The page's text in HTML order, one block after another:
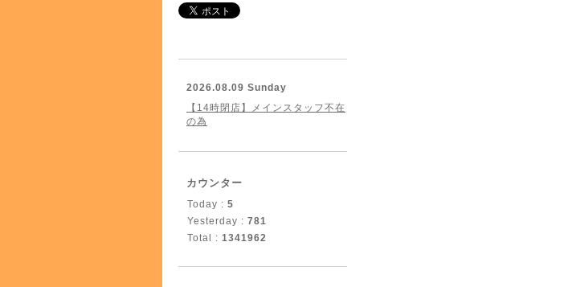
2026.08.09 Sunday
【14時閉店】メインスタッフ不在
の為
カウンター
Today : 5
Yesterday : 781
Total : 1341962